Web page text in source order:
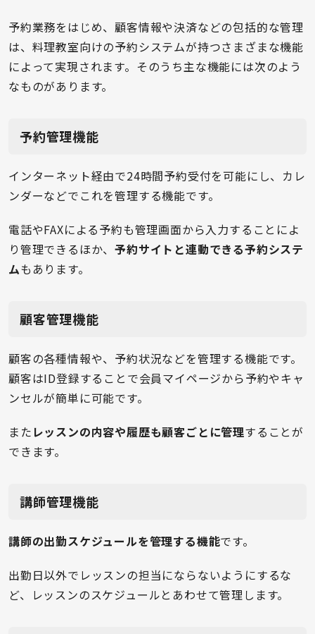
予約業務をはじめ、顧客情報や決済などの包括的な管理
は、料理教室向けの予約システムが持つさまざまな機能
によって実現されます。そのうち主な機能には次のよう
なものがあります。
予約管理機能
インターネット経由で24時間予約受付を可能にし、カレ
ンダーなどでこれを管理する機能です。
電話やFAXによる予約も管理画面から入力することによ
り管理できるほか、予約サイトと連動できる予約システ
ムもあります。
顧客管理機能
顧客の各種情報や、予約状況などを管理する機能です。
顧客はID登録することで会員マイページから予約やキャ
ンセルが簡単に可能です。
また レッスンの内容や履歴も顧客ごとに管理することが
できます。
講師管理機能
講師の出勤スケジュールを管理する機能です。
出勤日以外でレッスンの担当にならないようにするな
ど、レッスンのスケジュールとあわせて管理します。